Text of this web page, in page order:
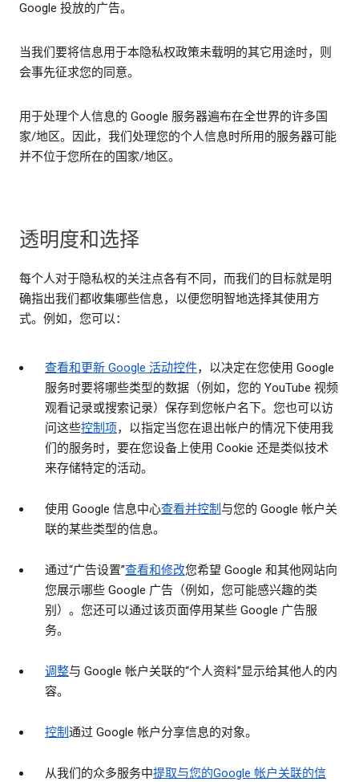
Google 投放的广告。
当我们要将信息用于本隐私权政策未载明的其它用途时，则
会事先征求您的同意。
用于处理个人信息的 Google 服务器遍布在全世界的许多国
家/地区。因此，我们处理您的个人信息时所用的服务器可能
并不位于您所在的国家/地区。
透明度和选择
每个人对于隐私权的关注点各有不同，而我们的目标就是明
确指出我们都收集哪些信息，以便您明智地选择其使用方
式。例如，您可以：
查看和更新 Google 活动控件，以决定在您使用 Google
服务时要将哪些类型的数据（例如，您的 YouTube 视频
观看记录或搜索记录）保存到您帐户名下。您也可以访
问这些控制项，以指定当您在退出帐户的情况下使用我
们的服务时，要在您设备上使用 Cookie 还是类似技术
来存储特定的活动。
使用 Google 信息中心查看并控制与您的 Google 帐户关
联的某些类型的信息。
通过“广告设置”查看和修改您希望 Google 和其他网站向
您展示哪些 Google 广告（例如，您可能感兴趣的类
别）。您还可以通过该页面停用某些 Google 广告服
务。
调整与 Google 帐户关联的“个人资料”显示给其他人的内
容。
控制通过 Google 帐户分享信息的对象。
从我们的众多服务中提取与您的Google 帐户关联的信